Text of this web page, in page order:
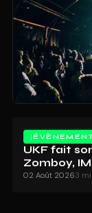
UKF fait
Zomboy,
02 Août 20263